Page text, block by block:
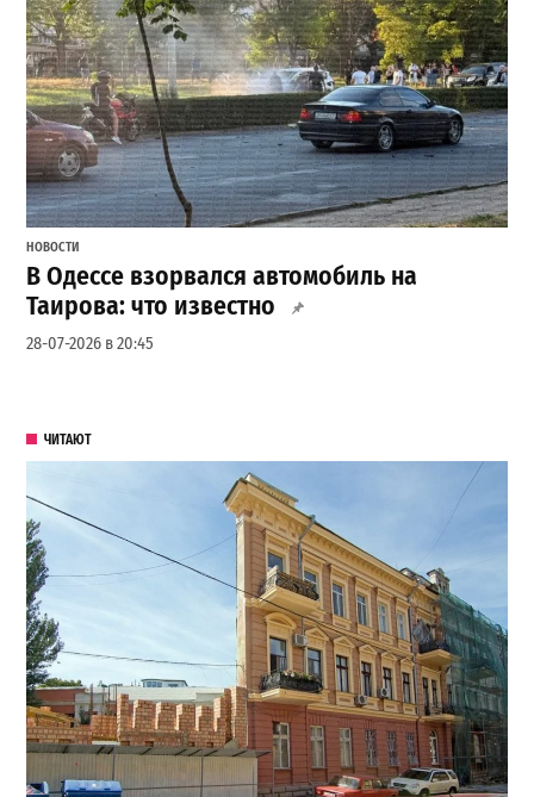
НОВОСТИ
В Одессе взорвался автомобиль на
Таирова: что известно
28-07-2026 в 20:45
ЧИТАЮТ